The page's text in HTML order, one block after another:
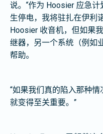
说。“作为 Hoosier 应急
生停电，我将驻扎在伊利
Hoosier 收音机，但如果
继器，另一个系统（例如
帮助。
“如果我们真的陷入那种
就变得至关重要。”